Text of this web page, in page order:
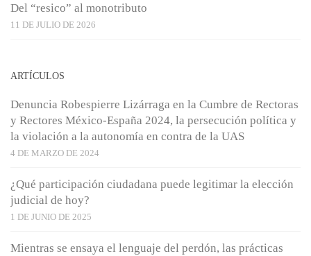
Del “resico” al monotributo
11 DE JULIO DE 2026
ARTÍCULOS
Denuncia Robespierre Lizárraga en la Cumbre de Rectoras
y Rectores México-España 2024, la persecución política y
la violación a la autonomía en contra de la UAS
4 DE MARZO DE 2024
¿Qué participación ciudadana puede legitimar la elección
judicial de hoy?
1 DE JUNIO DE 2025
Mientras se ensaya el lenguaje del perdón, las prácticas